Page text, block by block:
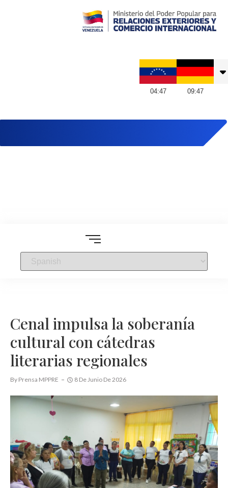
04:47 09:47
Cenal impulsa la soberanía
cultural con cátedras
literarias regionales
By Prensa MPPRE 8 De Junio De 2026